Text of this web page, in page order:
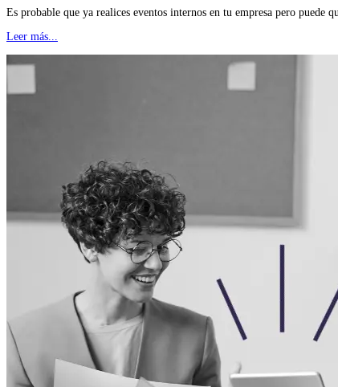
Es probable que ya realices eventos internos en tu empresa pero puede
Leer más...